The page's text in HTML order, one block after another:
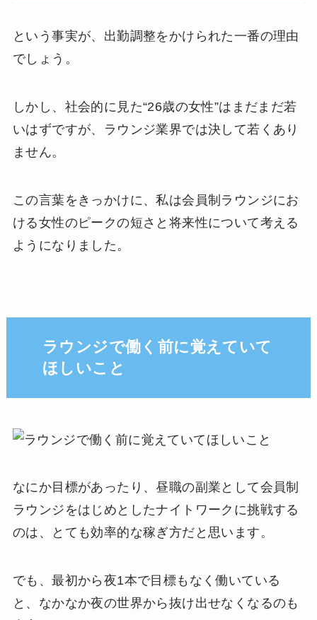
という事実が、出勤調整をかけられた一番の理由
でしょう。
しかし、社会的に見た“26歳の女性”はまだまだ若
いはずですが、ラウンジ業界では決して若くあり
ません。
この言葉をきっかけに、私は会員制ラウンジにお
ける女性のピークの短さと将来性について考える
ようになりました。
ラウンジで働く前に覚えていて
ほしいこと
なにか目標があったり、昼職の副業として会員制
ラウンジをはじめとしたナイトワークに挑戦する
のは、とても効率的な稼ぎ方だと思います。
でも、最初から夜1本で目標もなく働いている
と、なかなか夜の世界から抜け出せなくなるのも